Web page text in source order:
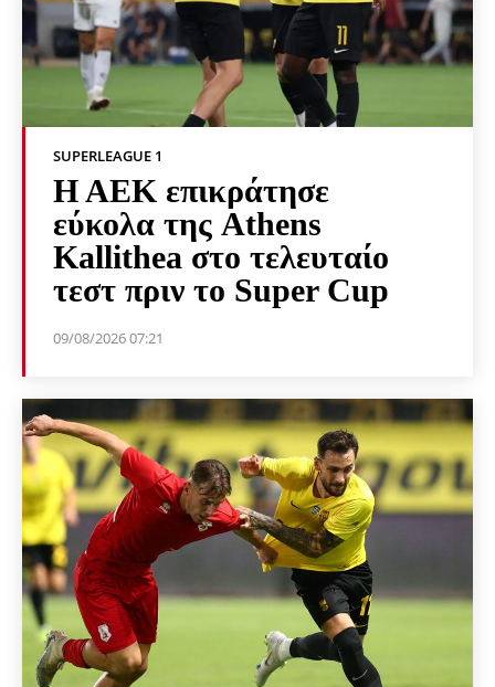
SUPERLEAGUE 1
Η ΑΕΚ επικράτησε
εύκολα της Athens
Kallithea στο τελευταίο
τεστ πριν το Super Cup
09/08/2026 07:21